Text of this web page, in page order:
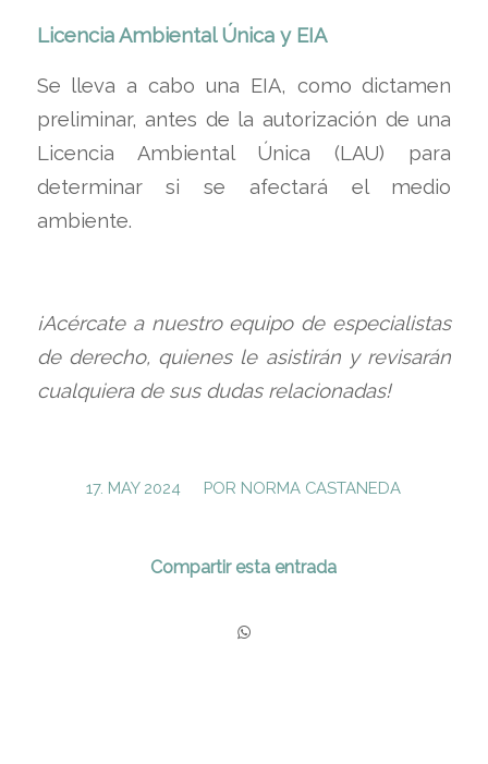
Licencia Ambiental Única y EIA
Se lleva a cabo una EIA, como dictamen
preliminar, antes de la autorización de una
Licencia Ambiental Única (LAU) para
determinar si se afectará el medio
ambiente.
¡Acércate a nuestro equipo de especialistas
de derecho, quienes le asistirán y revisarán
cualquiera de sus dudas relacionadas!
17. MAY 2024
/ POR NORMA CASTANEDA
Compartir esta entrada